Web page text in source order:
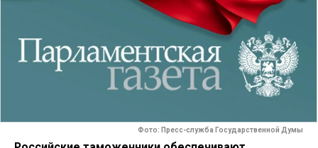
Фото: Пресс-служба Государственной Думы